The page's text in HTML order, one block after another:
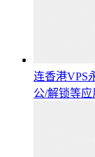
连香港VPS
公/解锁等应